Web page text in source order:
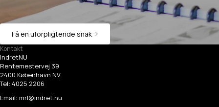
Få en uforpligtende snak
Kontakt
IndretNU
Rentemestervej 39
2400 København NV
Tel: 4025 2206
Email: mrl@indret.nu